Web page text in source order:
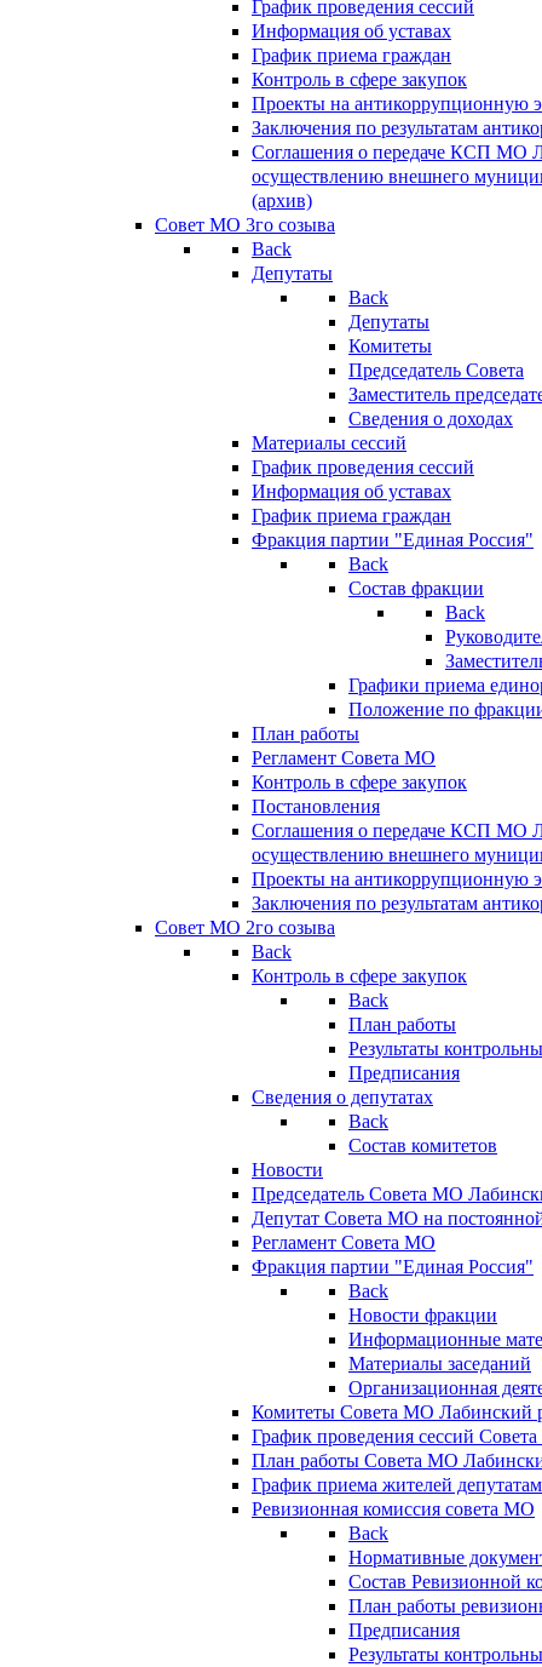
График проведения сессий
Информация об уставах
График приема граждан
Контроль в сфере закупок
Проекты на антикоррупционную
Заключения по результатам
Соглашения о передаче КСП МО
осуществлению внешнего
(архив)
Совет МО 3го созыва
Back
Депутаты
Back
Депутаты
Комитеты
Председатель Совета
Заместитель
Сведения о доходах
Материалы сессий
График проведения сессий
Информация об уставах
График приема граждан
Фракция партии "Единая Россия"
Back
Состав фракции
Back
Графики приема
Положение по
План работы
Регламент Совета МО
Контроль в сфере закупок
Постановления
Соглашения о передаче КСП МО
осуществлению внешнего
Проекты на антикоррупционную
Заключения по результатам
Совет МО 2го созыва
Back
Контроль в сфере закупок
Back
План работы
Результаты
Предписания
Сведения о депутатах
Back
Состав комитетов
Новости
Председатель Совета МО
Депутат Совета МО на
Регламент Совета МО
Фракция партии "Единая Россия"
Back
Новости фракции
Информационные
Материалы заседаний
Организационная
Комитеты Совета МО Лабинский
График проведения сессий
План работы Совета МО
График приема жителей
Ревизионная комиссия совета МО
Back
Нормативные
Состав Ревизионной
План работы
Предписания
Результаты